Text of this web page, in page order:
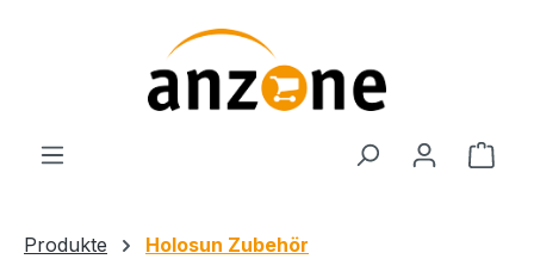
Zum Hauptinhalt springen
Produkte Holosun Zubehör